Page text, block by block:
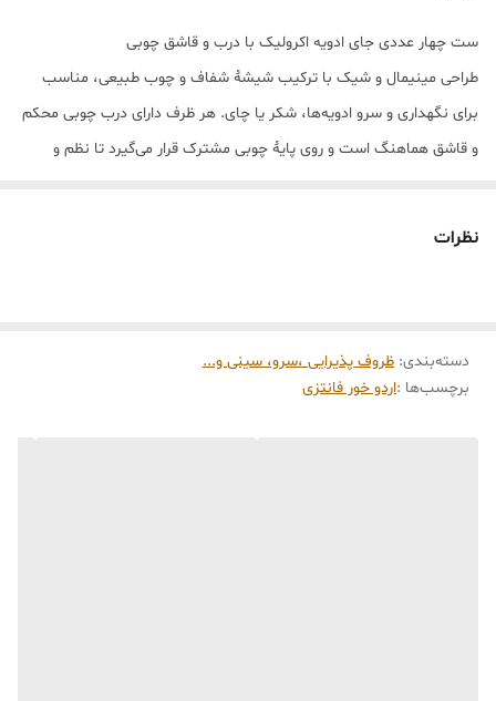
ست چهار عددی جای ادویه اکرولیک‌ با درب و قاشق چوبی
طراحی مینیمال و شیک با ترکیب شیشهٔ شفاف و چوب طبیعی، مناسب
برای نگهداری و سرو ادویه‌ها، شکر یا چای. هر ظرف دارای درب چوبی محکم
و قاشق هماهنگ است و روی پایهٔ چوبی مشترک قرار می‌گیرد تا نظم و
• حفظ عطر و تازگی ادویه‌ها و مواد خشک
• سبک طراحی: مینیمال، طبیعی و لوکس
نظرات
دسته‌بندی: ظروف پذیرایی ،سرو، سینی و‌...
برچسب‌ها :اردو خور فانتزی